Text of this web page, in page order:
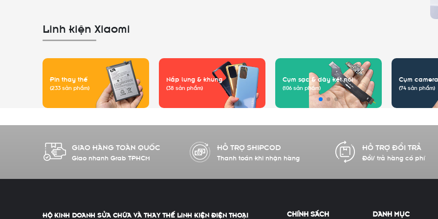
Linh kiện Xiaomi
Pin thay thế
(233 sản phẩm)
Nắp lưng & khung
(38 sản phẩm)
Cụm sạc & dây kết nối
(106 sản phẩm)
Cụm
(74 sản phẩm)
GIAO HÀNG TOÀN QUỐC
Giao nhanh Grab TPHCM
HỖ TRỢ SHIPCOD
Thanh toán khi nhận hàng
HỖ TRỢ ĐỔI TRẢ
Đổi/ trả hàng có phí
HỘ KINH DOANH SỬA CHỮA VÀ THAY THẾ LINH KIỆN ĐIỆN THOẠI CHÍNH SÁCH DANH MỤC